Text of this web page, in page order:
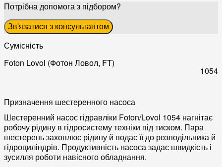
Потрібна допомога з підбором?
Зв'язатися з консультантом
Сумісність
Foton Lovol (Фотон Ловол, FT)
1054
Призначення шестеренного насоса
Шестеренний насос гідравліки Foton/Lovol 1054 нагнітає
робочу рідину в гідросистему техніки під тиском. Пара
шестерень захоплює рідину й подає її до розподільника й
гідроциліндрів. Продуктивність насоса задає швидкість і
зусилля роботи навісного обладнання.